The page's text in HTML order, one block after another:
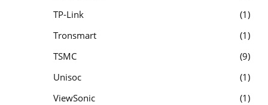
TP-Link
1
Tronsmart
1
TSMC
9
Unisoc
1
ViewSonic
1